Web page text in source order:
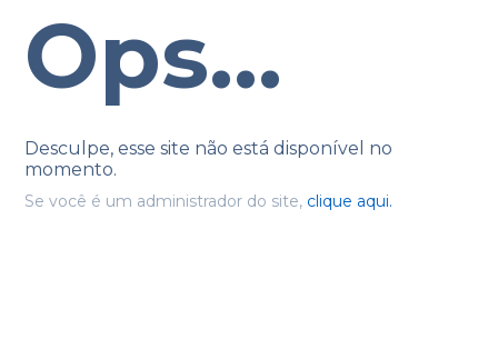
Ops...
Desculpe, esse site não está disponível no
momento.
Se você é um administrador do site, clique aqui.